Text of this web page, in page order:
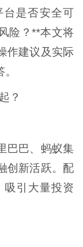
台是否安全可
险？**本文将
作建议及实际
？
巴巴、蚂蚁集
创新活跃。配
吸引大量投资